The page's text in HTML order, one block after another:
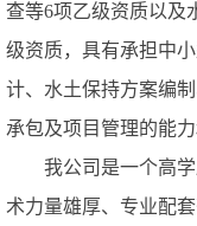
查等6项乙级资质以及
级资质，具有承担中
计、水土保持方案编
承包及项目管理的能
我公司是一个高
术力量雄厚、专业配